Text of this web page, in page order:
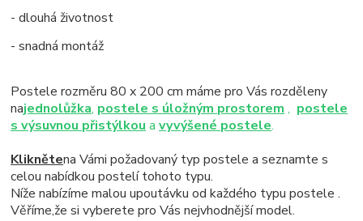
- dlouhá životnost
- snadná montáž
Postele rozměru 80 x 200 cm máme pro Vás rozděleny
najednolůžka, postele s úložným prostorem , postele
s výsuvnou přistýlkou avyvýšené postele.
Kliknětena Vámi požadovaný typ postele a seznamte s
celou nabídkou postelí tohoto typu.
Níže nabízíme malou upoutávku od každého typu postele .
Věříme,že si vyberete pro Vás nejvhodnější model.